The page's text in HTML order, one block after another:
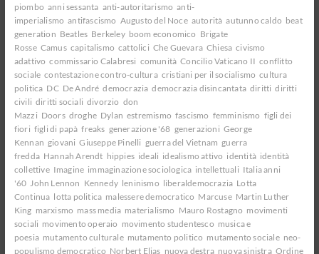
piombo anni sessanta anti-autoritarismo anti-
imperialismo antifascismo Augusto del Noce autorità autunno caldo beat
generation Beatles Berkeley boom economico Brigate
Rosse Camus capitalismo cattolici Che Guevara Chiesa civismo
adattivo commissario Calabresi comunità Concilio Vaticano II conflitto
sociale contestazione contro-cultura cristiani per il socialismo cultura
politica DC De André democrazia democrazia disincantata diritti diritti
civili diritti sociali divorzio don
Mazzi Doors droghe Dylan estremismo fascismo femminismo figli dei
fiori figli di papà freaks generazione '68 generazioni George
Kennan giovani Giuseppe Pinelli guerra del Vietnam guerra
fredda Hannah Arendt hippies ideali idealismo attivo identità identità
collettive Imagine immaginazione sociologica intellettuali Italia anni
'60 John Lennon Kennedy leninismo liberaldemocrazia Lotta
Continua lotta politica malessere democratico Marcuse Martin Luther
King marxismo mass media materialismo Mauro Rostagno movimenti
sociali movimento operaio movimento studentesco musica e
poesia mutamento culturale mutamento politico mutamento sociale neo-
populismo democratico Norbert Elias nuova destra nuova sinistra Ordine